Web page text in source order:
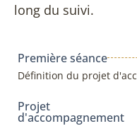
long du suivi.
Première séance
Définition du projet
Projet
d'accompagnement